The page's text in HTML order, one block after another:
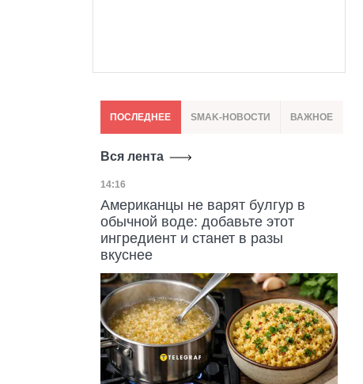
ПОСЛЕДНЕЕ SMAK-НОВОСТИ ВАЖНОЕ
Вся лента
Дата публикации
14:16
Американцы не варят булгур в
обычной воде: добавьте этот
ингредиент и станет в разы
вкуснее